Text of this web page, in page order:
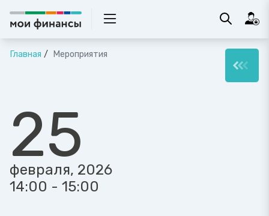
Главная Мероприятия
25
февраля, 2026
14:00 - 15:00